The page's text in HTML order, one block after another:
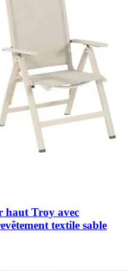
haut Troy avec
textile sable